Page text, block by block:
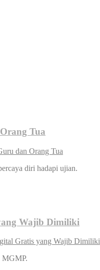
Tua
dan Orang Tua
diri hadapi ujian.
Wajib Dimiliki
Gratis yang Wajib Dimiliki
MGMP.